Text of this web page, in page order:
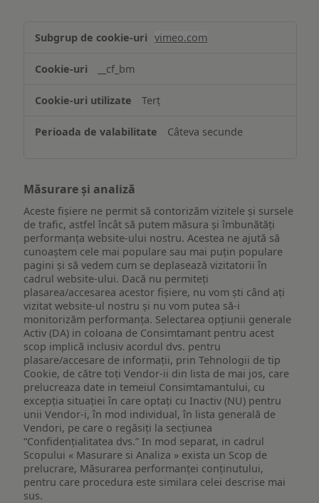
funcționalităților
ului
vimeo.com
__cf_bm
Terț
Câteva secunde
Măsurare și analiză
Aceste fișiere ne permit să contorizăm vizitele și sursele
de trafic, astfel încât să putem măsura și îmbunătăți
performanța website-ului nostru. Acestea ne ajută să
cunoaștem cele mai populare sau mai puțin populare
pagini și să vedem cum se deplasează vizitatorii în
cadrul website-ului. Dacă nu permiteți
plasarea/accesarea acestor fișiere, nu vom ști când ați
vizitat website-ul nostru și nu vom putea să-i
monitorizăm performanța. Selectarea opțiunii generale
Activ (DA) in coloana de Consimtamant pentru acest
scop implică inclusiv acordul dvs. pentru
plasare/accesare de informații, prin Tehnologii de tip
Cookie, de către toți Vendor-ii din lista de mai jos, care
prelucreaza date in temeiul Consimtamantului, cu
excepția situației în care optați cu Inactiv (NU) pentru
unii Vendor-i, în mod individual, în lista generală de
Vendori, pe care o regăsiți la secțiunea
“Confidențialitatea dvs.” In mod separat, in cadrul
Scopului « Masurare si Analiza » exista un Scop de
prelucrare, Măsurarea performanței conținutului,
pentru care procedura este similara celei descrise mai
sus.